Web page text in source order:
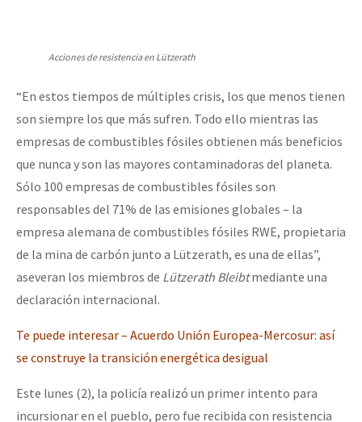
Acciones de resistencia en Lützerath
“En estos tiempos de múltiples crisis, los que menos tienen
son siempre los que más sufren. Todo ello mientras las
empresas de combustibles fósiles obtienen más beneficios
que nunca y son las mayores contaminadoras del planeta.
Sólo 100 empresas de combustibles fósiles son
responsables del 71% de las emisiones globales – la
empresa alemana de combustibles fósiles RWE, propietaria
de la mina de carbón junto a Lützerath, es una de ellas”,
aseveran los miembros de Lützerath Bleibtmediante una
declaración internacional.
Te puede interesar – Acuerdo Unión Europea-Mercosur: así
se construye la transición energética desigual
Este lunes (2), la policía realizó un primer intento para
incursionar en el pueblo, pero fue recibida con resistencia